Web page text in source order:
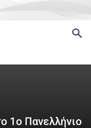
1ο Πανελλήνιο